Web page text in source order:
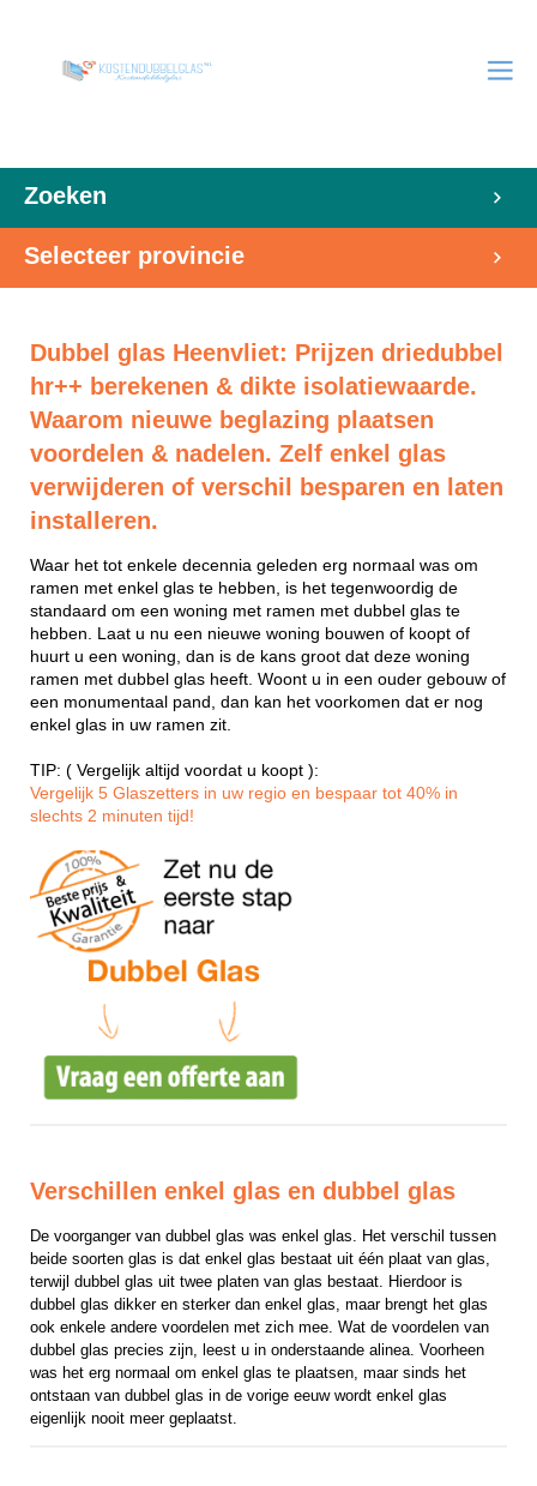
Zoeken
Selecteer provincie
Dubbel glas Heenvliet: Prijzen driedubbel
hr++ berekenen & dikte isolatiewaarde.
Waarom nieuwe beglazing plaatsen
voordelen & nadelen. Zelf enkel glas
verwijderen of verschil besparen en laten
installeren.
Waar het tot enkele decennia geleden erg normaal was om
ramen met enkel glas te hebben, is het tegenwoordig de
standaard om een woning met ramen met dubbel glas te
hebben. Laat u nu een nieuwe woning bouwen of koopt of
huurt u een woning, dan is de kans groot dat deze woning
ramen met dubbel glas heeft. Woont u in een ouder gebouw of
een monumentaal pand, dan kan het voorkomen dat er nog
enkel glas in uw ramen zit.
TIP: ( Vergelijk altijd voordat u koopt ):
Vergelijk 5 Glaszetters in uw regio en bespaar tot 40% in
slechts 2 minuten tijd!
Verschillen enkel glas en dubbel glas
De voorganger van dubbel glas was enkel glas. Het verschil tussen
beide soorten glas is dat enkel glas bestaat uit één plaat van glas,
terwijl dubbel glas uit twee platen van glas bestaat. Hierdoor is
dubbel glas dikker en sterker dan enkel glas, maar brengt het glas
ook enkele andere voordelen met zich mee. Wat de voordelen van
dubbel glas precies zijn, leest u in onderstaande alinea. Voorheen
was het erg normaal om enkel glas te plaatsen, maar sinds het
ontstaan van dubbel glas in de vorige eeuw wordt enkel glas
eigenlijk nooit meer geplaatst.